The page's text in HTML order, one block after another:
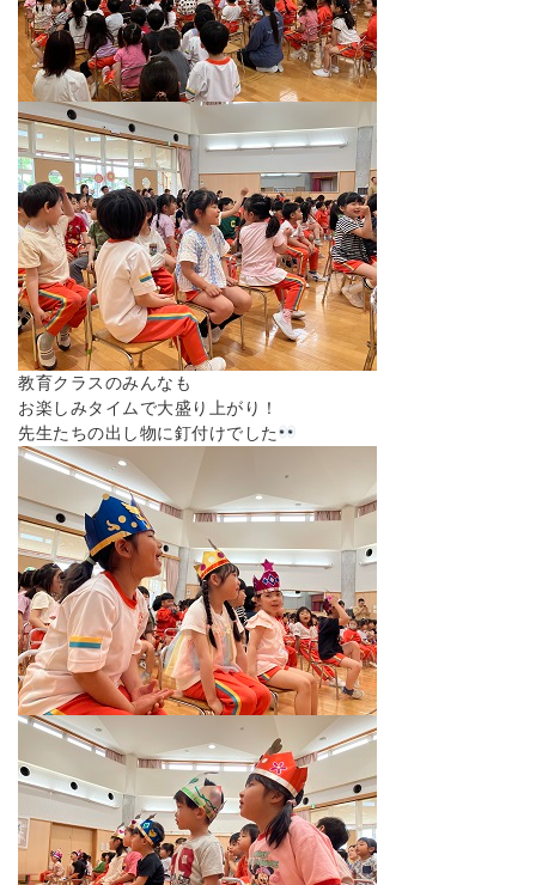
教育クラスのみんなも
お楽しみタイムで大盛り上がり！
先生たちの出し物に釘付けでした